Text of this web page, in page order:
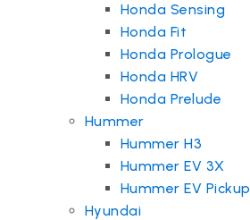
Honda Sensing
Honda Fit
Honda Prologue
Honda HRV
Honda Prelude
Hummer
Hummer H3
Hummer EV 3X
Hummer EV Pickup
Hyundai